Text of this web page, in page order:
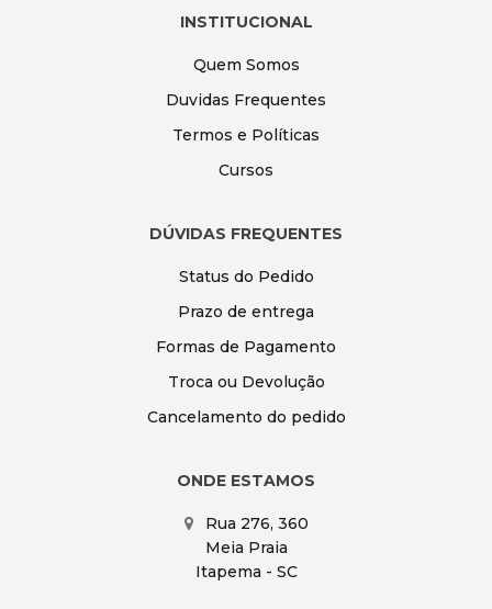
INSTITUCIONAL
Quem Somos
Duvidas Frequentes
Termos e Políticas
Cursos
DÚVIDAS FREQUENTES
Status do Pedido
Prazo de entrega
Formas de Pagamento
Troca ou Devolução
Cancelamento do pedido
ONDE ESTAMOS
Rua 276, 360
Meia Praia
Itapema - SC